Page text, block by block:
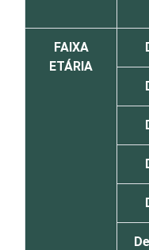
FAIXA
ETÁRIA